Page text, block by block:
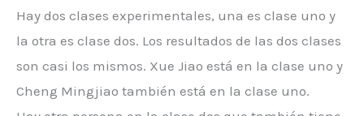
Hay dos clases experimentales, una es clase uno y
la otra es clase dos. Los resultados de las dos clases
son casi los mismos. Xue Jiao está en la clase uno y
Cheng Mingjiao también está en la clase uno.